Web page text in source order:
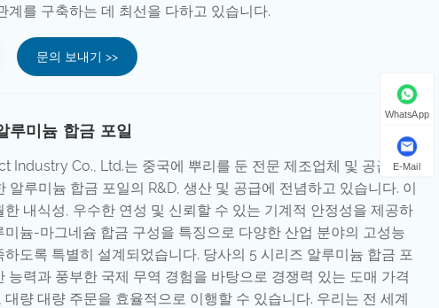
계를 구축하는 데 최선을 다하고 있습니다.
문의 보내기 >>
루미늄 합금 포일
Industry Co., Ltd.는 중국에 뿌리를 둔 전문 제조업체 및 공급업체
알루미늄 합금 포일의 R&D, 생산 및 공급에 전념하고 있습니다. 이
내식성, 우수한 연성 및 신뢰할 수 있는 기계적 안정성을 제공하
미늄-마그네슘 합금 구성을 특징으로 다양한 산업 분야의 고성능
하도록 특별히 설계되었습니다. 당사의 5 시리즈 알루미늄 합금 포
능력과 풍부한 국제 무역 경험을 바탕으로 경쟁력 있는 도매 가격
대량 대량 주문을 효율적으로 이행할 수 있습니다. 우리는 전 세계
WhatsApp
E-Mail